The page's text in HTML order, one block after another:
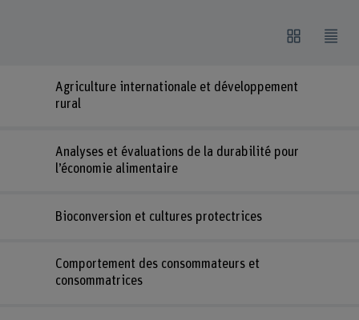
Agriculture internationale et développement
rural
Analyses et évaluations de la durabilité pour
l’économie alimentaire
Bioconversion et cultures protectrices
Comportement des consommateurs et
consommatrices